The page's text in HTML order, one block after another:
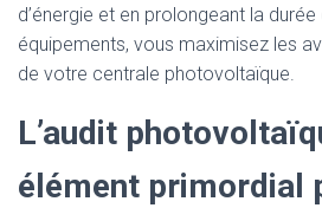
d’énergie et en prolongeant la
équipements, vous maximisez les
de votre centrale photovoltaïque.
L’audit
élément primordial